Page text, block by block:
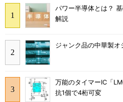
パワー半導体とは？
解説
ジャンク品の中華製オ
万能のタイマーIC「
抗1個で4桁可変